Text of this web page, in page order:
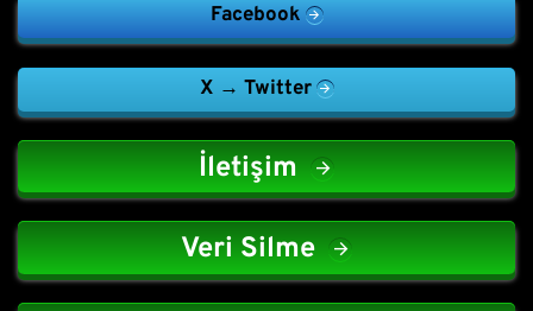
Facebook
X → Twitter
İletişim
Veri Silme